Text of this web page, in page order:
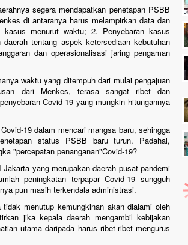
segera mendapatkan penetapan PSBB
di antaranya harus melampirkan data dan
kasus menurut waktu; 2. Penyebaran kasus
tentang aspek ketersediaan kebutuhan
dan operasionalisasi jaring pengaman
waktu yang ditempuh dari mulai pengajuan
dari Menkes, terasa sangat ribet dan
Covid-19 yang mungkin hitungannya
19 dalam mencari mangsa baru, sehingga
status PSBB baru turun. Padahal,
"percepatan penanganan"Covid-19?
yang merupakan daerah pusat pandemi
peningkatan terpapar Covid-19 sungguh
pun masih terkendala administrasi.
menutup kemungkinan akan dialami oleh
jika kepala daerah mengambil kebijakan
utama daripada harus ribet-ribet mengurus